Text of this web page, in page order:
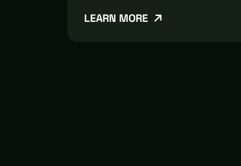
LEARN MORE